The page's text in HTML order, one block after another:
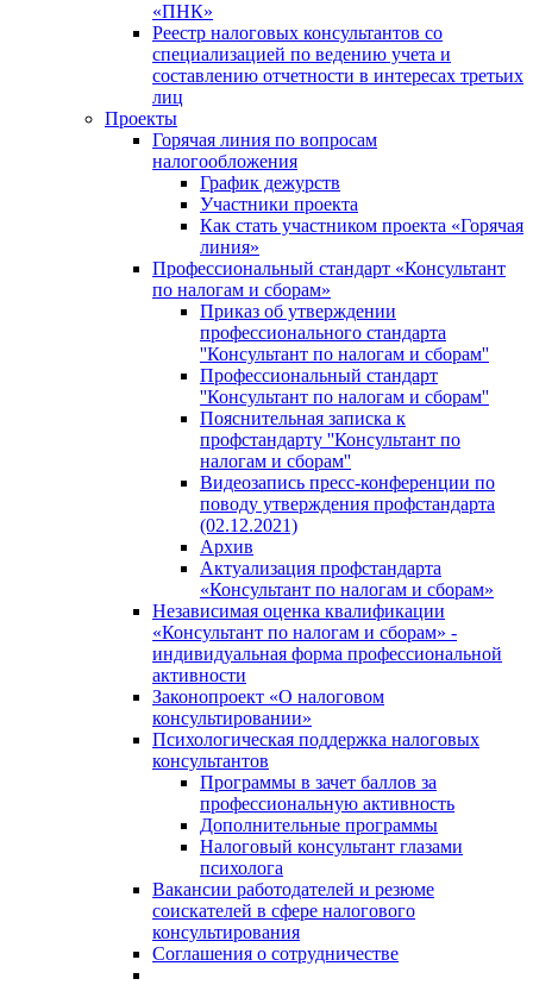
«ПНК»
Реестр налоговых консультантов со
специализацией по ведению учета и
составлению отчетности в интересах третьих
лиц
Проекты
Горячая линия по вопросам
налогообложения
График дежурств
Участники проекта
Как стать участником проекта «Горячая
линия»
Профессиональный стандарт «Консультант
по налогам и сборам»
Приказ об утверждении
профессионального стандарта
''Консультант по налогам и сборам''
Профессиональный стандарт
''Консультант по налогам и сборам''
Пояснительная записка к
профстандарту ''Консультант по
налогам и сборам''
Видеозапись пресс-конференции по
поводу утверждения профстандарта
(02.12.2021)
Архив
Актуализация профстандарта
«Консультант по налогам и сборам»
Независимая оценка квалификации
«Консультант по налогам и сборам» -
индивидуальная форма профессиональной
активности
Законопроект «О налоговом
консультировании»
Психологическая поддержка налоговых
консультантов
Программы в зачет баллов за
профессиональную активность
Дополнительные программы
Налоговый консультант глазами
психолога
Вакансии работодателей и резюме
соискателей в сфере налогового
консультирования
Соглашения о сотрудничестве